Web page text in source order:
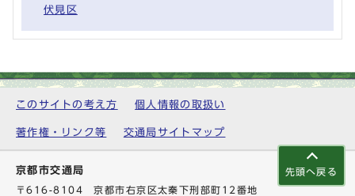
伏見区
先頭へ戻る
このサイトの考え方 個人情報の取扱い
著作権・リンク等 交通局サイトマップ
京都市交通局
〒616-8104 京都市右京区太秦下刑部町12番地